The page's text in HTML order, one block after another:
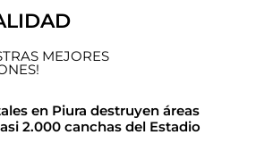
MEJORES
en Piura destruyen áreas
2.000 canchas del Estadio